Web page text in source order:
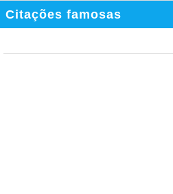
Citações famosas